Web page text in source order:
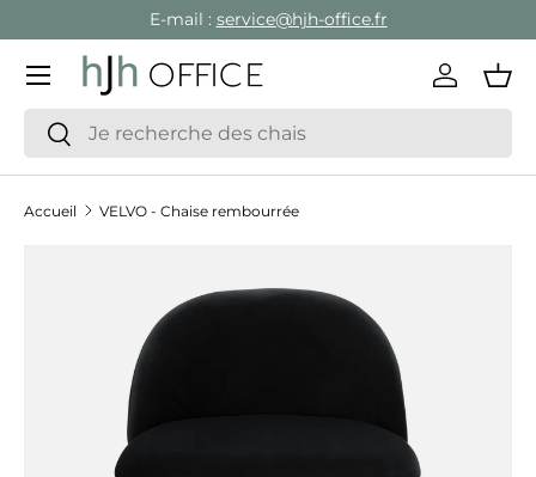
Aller au contenu
E-mail : service@hjh-office.fr
Recherche
Rechercher
Se
Menu
Accueil VELVO - Chaise rembourrée
Passer aux informations produits